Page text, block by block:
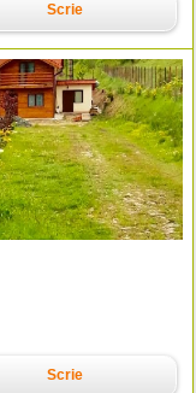
Scrie
Scrie